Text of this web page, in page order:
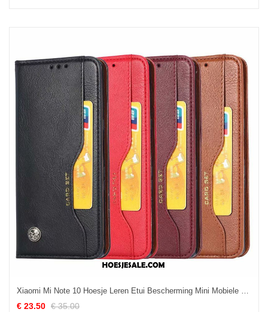
Xiaomi Mi Note 10 Hoesje Leren Etui Bescherming Mini Mobiele Telefoon Bedrijf Online
€ 23.50 € 35.00